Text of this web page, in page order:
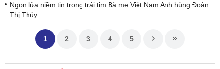
Ngọn lửa niềm tin trong trái tim Bà mẹ Việt Nam Anh hùng Đoàn
Thị Thúy
1 2 3 4 5